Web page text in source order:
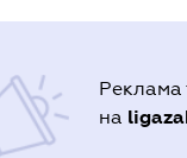
Реклама
на